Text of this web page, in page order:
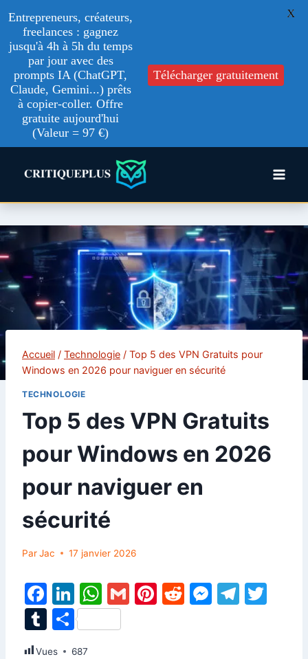
Accueil / Technologie / Top 5 des VPN Gratuits pour
Windows en 2026 pour naviguer en sécurité
TECHNOLOGIE
Top 5 des VPN Gratuits
pour Windows en 2026
pour naviguer en
sécurité
ParJac 17 janvier 2026
F
a
c
Li
n
k
W
h
at
G
Pi R
M T
T P
ar
Vues 687
Entrepreneurs, créateurs,
freelances : gagnez
jusqu'à 4h à 5h du temps
par jour avec des
prompts IA (ChatGPT,
Claude, Gemini...) prêts
à copier-coller. Offre
gratuite aujourd'hui
(Valeur = 97 €)
Télécharger gratuitement
X